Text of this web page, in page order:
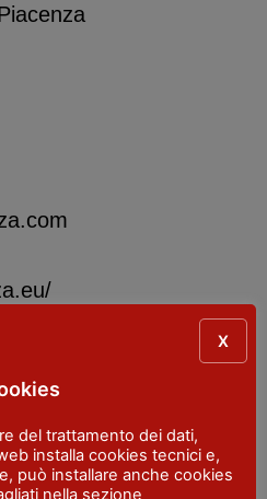
del trattamento dei dati,
installa cookies tecnici e,
può installare anche cookies
nella sezione
X